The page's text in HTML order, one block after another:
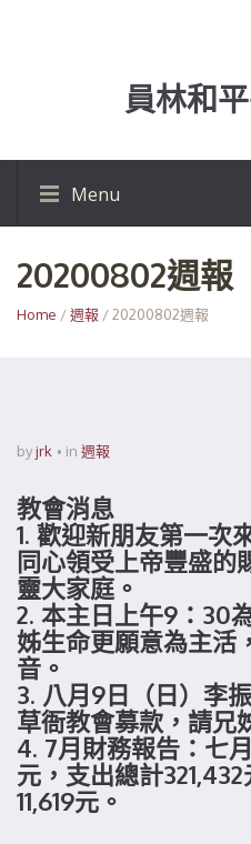
員林和
Menu
20200802週報
Home /週報 / 20200802週報
byjrk in 週報
教會消息
1. 歡迎新朋友第一次
同心領受上帝豐盛的
靈大家庭。
2. 本主日上午9：30
姊生命更願意為主活
音。
3. 八月9日（日）李
草衙教會募款，請兄
4. 7月財務報告：七
元，支出總計
11,619元。